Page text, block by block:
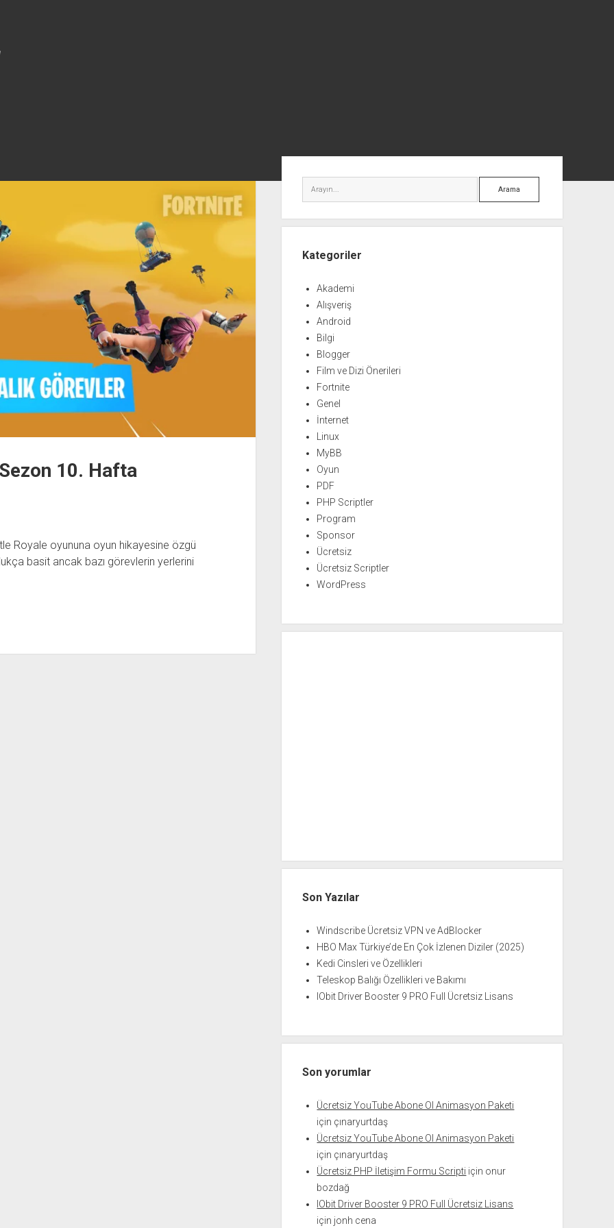
10. Hafta
Royale oyununa oyun hikayesine özgü
basit ancak bazı görevlerin yerlerini
Menü
Arama
Kategoriler
Akademi
Alışveriş
Android
Bilgi
Blogger
Film ve Dizi Önerileri
Fortnite
Genel
İnternet
Linux
MyBB
Oyun
PDF
PHP Scriptler
Program
Sponsor
Ücretsiz
Ücretsiz Scriptler
WordPress
Son Yazılar
Windscribe Ücretsiz VPN ve AdBlocker
HBO Max Türkiye’de En Çok İzlenen Diziler (2025)
Kedi Cinsleri ve Özellikleri
Teleskop Balığı Özellikleri ve Bakımı
IObit Driver Booster 9 PRO Full Ücretsiz Lisans
Son yorumlar
Ücretsiz YouTube Abone Ol Animasyon Paketi
için çınaryurtdaş
Ücretsiz YouTube Abone Ol Animasyon Paketi
için çınaryurtdaş
Ücretsiz PHP İletişim Formu Scripti için onur
bozdağ
IObit Driver Booster 9 PRO Full Ücretsiz Lisans
için jonh cena